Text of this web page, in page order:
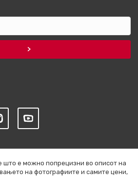
што е можно попрецизни во описот на
на фотографиите и самите цени,